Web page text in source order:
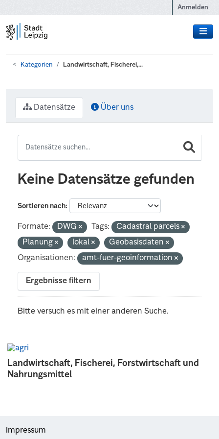
Anmelden
Kategorien Landwirtschaft, Fischerei,...
Landwirtschaft, Fischerei, Forstwirtschaft und
Nahrungsmittel
Datensätze Über uns
Keine Datensätze gefunden
Sortieren nach
Formate: DWG Tags:
Cadastral parcels
Planung
lokal
Geobasisdaten
Organisationen:
amt-fuer-geoinformation
Ergebnisse filtern
Bitte versuch es mit einer anderen Suche.
Impressum